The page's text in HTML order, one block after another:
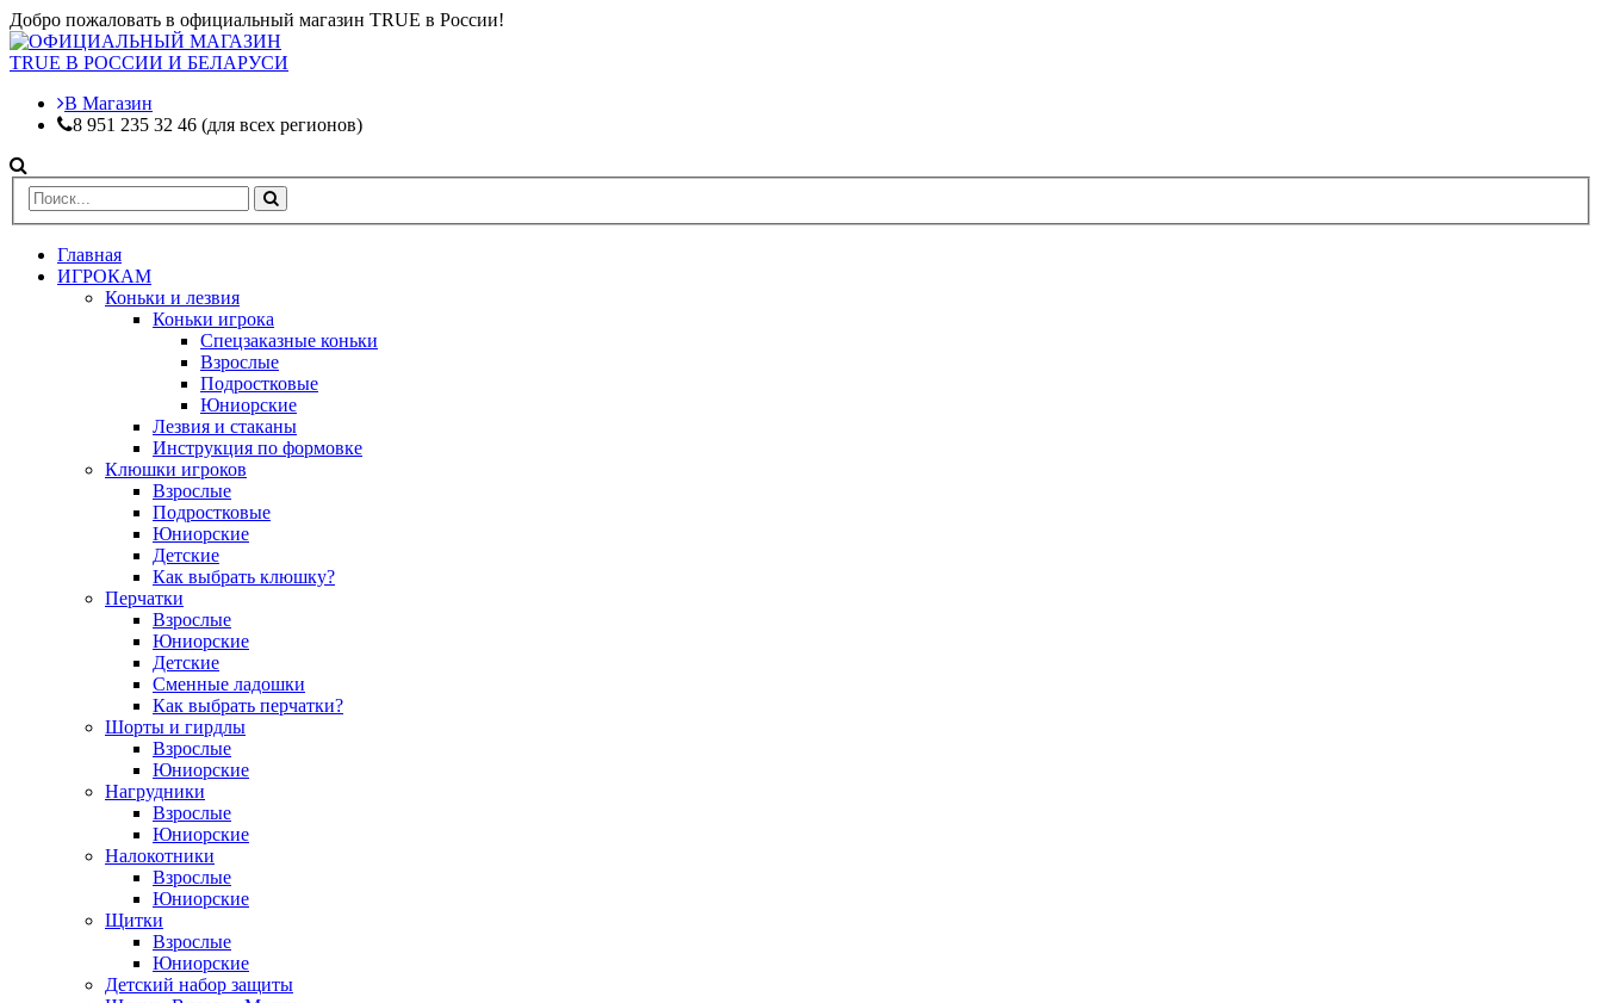
Добро пожаловать в официальный магазин TRUE в России!
В Магазин
8 951 235 32 46 (для всех регионов)
Главная
ИГРОКАМ
Коньки и лезвия
Коньки игрока
Спецзаказные коньки
Взрослые
Подростковые
Юниорские
Лезвия и стаканы
Инструкция по формовке
Клюшки игроков
Взрослые
Подростковые
Юниорские
Детские
Как выбрать клюшку?
Перчатки
Взрослые
Юниорские
Детские
Сменные ладошки
Как выбрать перчатки?
Шорты и гирдлы
Взрослые
Юниорские
Нагрудники
Взрослые
Юниорские
Налокотники
Взрослые
Юниорские
Щитки
Взрослые
Юниорские
Детский набор защиты